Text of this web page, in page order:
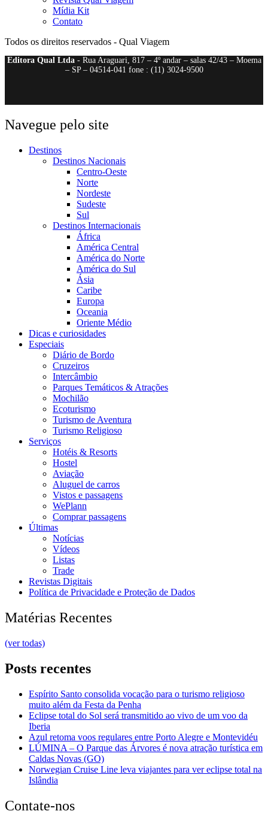
Mídia Kit
Contato
Todos os direitos reservados - Qual Viagem
Editora Qual Ltda- Rua Araguari, 817 – 4º andar – salas 42/43 – Moema
– SP – 04514-041 fone : (11) 3024-9500
Navegue pelo site
Destinos
Destinos Nacionais
Centro-Oeste
Norte
Nordeste
Sudeste
Sul
Destinos Internacionais
África
América Central
América do Norte
América do Sul
Ásia
Caribe
Europa
Oceania
Oriente Médio
Dicas e curiosidades
Especiais
Diário de Bordo
Cruzeiros
Intercâmbio
Parques Temáticos & Atrações
Mochilão
Ecoturismo
Turismo de Aventura
Turismo Religioso
Serviços
Hotéis & Resorts
Hostel
Aviação
Aluguel de carros
Vistos e passagens
WePlann
Comprar passagens
Últimas
Notícias
Vídeos
Listas
Trade
Revistas Digitais
Política de Privacidade e Proteção de Dados
Matérias Recentes
(ver todas)
Posts recentes
Espírito Santo consolida vocação para o turismo religioso
muito além da Festa da Penha
Eclipse total do Sol será transmitido ao vivo de um voo da
Iberia
Azul retoma voos regulares entre Porto Alegre e Montevidéu
LÚMINA – O Parque das Árvores é nova atração turística em
Caldas Novas (GO)
Norwegian Cruise Line leva viajantes para ver eclipse total na
Islândia
Contate-nos